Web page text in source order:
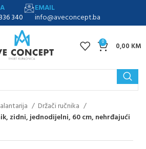
340
EMAIL
info@aveconcept.ba
0 0,00 KM
Držači ručnika
zidni, jednodijelni, 60 cm, nehrđajući